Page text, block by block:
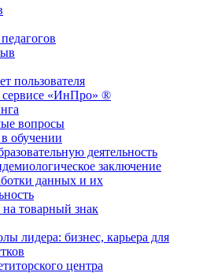
пользователя
«ИнПро» ®
вопросы
обучении
деятельность
заключение
данных и их
на товарный знак
лидера: бизнес, карьера для
центра